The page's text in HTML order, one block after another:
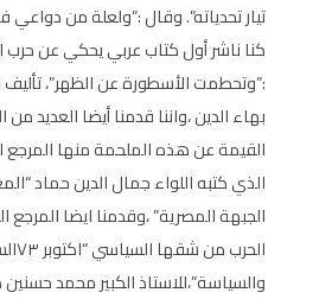
تيار تحدياته”. وقال :”ولعلة من دواعي
كنا ناشر أول كتاب عربي يحكي عن حرب
:”وتحطمت الأسطورة عن الظهر”، تأليف
بهاء الدين ،واننا قدمنا أيضا العديد
القيمة عن هذه الملحمة منها المرجع
الذي كتبه اللواء جمال الدين حماد
الجبهة المصرية” ،وقدمنا ايضا المرجع
الحرب من
والسياسة”،للاستاذ الكبير محمد